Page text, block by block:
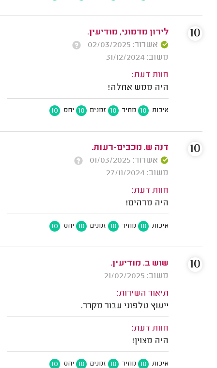
לירון מדמוני, מודיעין.
אשרור: 02/03/2025
משוב: 31/12/2024
חוות דעת:
היה ממש אחלה!
איכות 10 מחיר 10 זמנים 10 יחס 10
10
דנה ש. מכבים-רעות.
אשרור: 01/03/2025
משוב: 27/11/2024
חוות דעת:
היה מדהים!
איכות 10 מחיר 10 זמנים 10 יחס 10
10
שוש ב. מודיעין.
משוב: 21/02/2025
תיאור השירות:
ייעוץ טלפוני עבור מקרר.
חוות דעת:
היה מצוין!
איכות 10 מחיר 10 זמנים 10 יחס 10
10